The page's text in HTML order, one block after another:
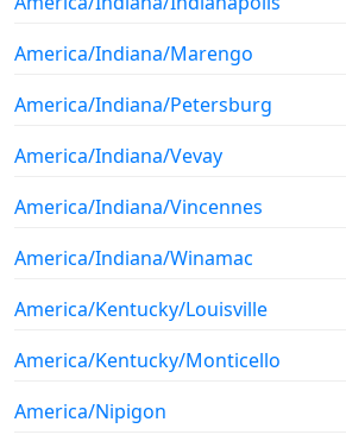
America/Indiana/Marengo
America/Indiana/Petersburg
America/Indiana/Vevay
America/Indiana/Vincennes
America/Indiana/Winamac
America/Kentucky/Louisville
America/Kentucky/Monticello
America/Nipigon